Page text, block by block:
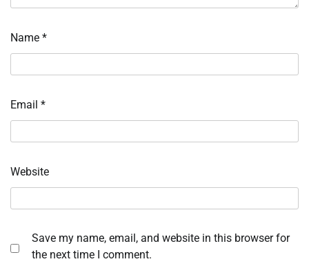
Name *
Email *
Website
Save my name, email, and website in this browser for
the next time I comment.